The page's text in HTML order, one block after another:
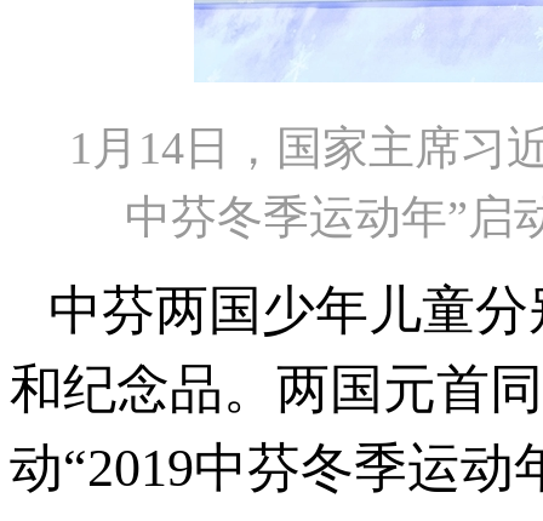
1月14日，国家主席习
中芬冬季运动年”启
中芬两国少年儿童
和纪念品。两国元首
动“2019中芬冬季运动